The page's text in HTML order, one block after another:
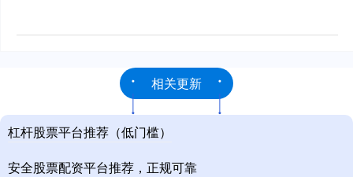
相关更新
杠杆股票平台推荐（低门槛）
安全股票配资平台推荐，正规可靠